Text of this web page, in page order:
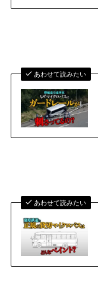
あわせて読みたい
あわせて読みたい